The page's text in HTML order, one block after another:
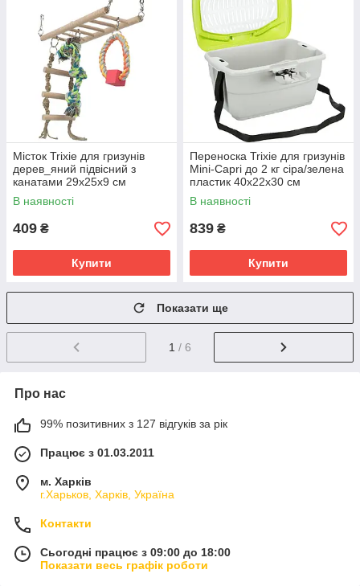
Місток Trixie для гризунів
дерев_яний підвісний з
канатами 29х25х9 см
В наявності
409 ₴
Купити
Переноска Trixie для гризунів
Mini-Capri до 2 кг сіра/зелена
пластик 40х22х30 см
В наявності
839 ₴
Купити
Показати ще
1 / 6
Про нас
99% позитивних з 127 відгуків за рік
Працює з 01.03.2011
м. Харків
г.Харьков, Харків, Україна
Контакти
Сьогодні працює з 09:00 до 18:00
Показати весь графік роботи